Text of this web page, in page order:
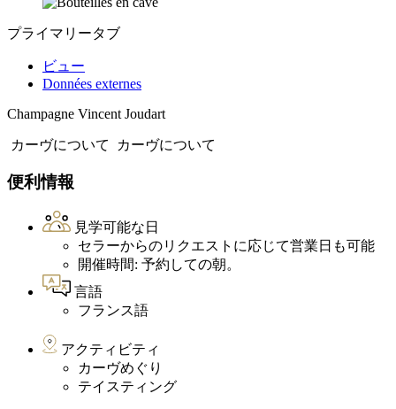
プライマリータブ
ビュー
Données externes
Champagne Vincent Joudart
カーヴについて カーヴについて
便利情報
見学可能な日
セラーからのリクエストに応じて営業日も可能
開催時間: 予約しての朝。
言語
フランス語
アクティビティ
カーヴめぐり
テイスティング